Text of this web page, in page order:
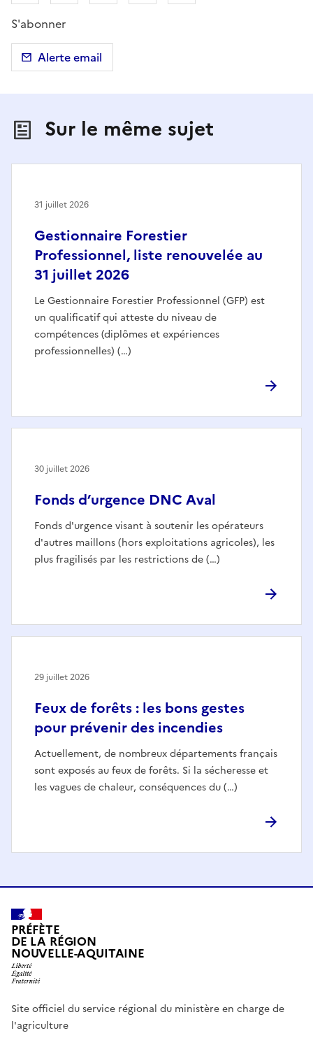
S'abonner
Alerte email
Sur le même sujet
Gestionnaire Forestier
Professionnel, liste renouvelée au
31 juillet 2026
Le Gestionnaire Forestier Professionnel (GFP) est
un qualificatif qui atteste du niveau de
compétences (diplômes et expériences
professionnelles) (…)
31 juillet 2026
Fonds d’urgence DNC Aval
Fonds d'urgence visant à soutenir les opérateurs
d'autres maillons (hors exploitations agricoles), les
plus fragilisés par les restrictions de (…)
30 juillet 2026
Feux de forêts : les bons gestes
pour prévenir des incendies
Actuellement, de nombreux départements français
sont exposés au feux de forêts. Si la sécheresse et
les vagues de chaleur, conséquences du (…)
29 juillet 2026
PRÉFÈTE
DE LA RÉGION
NOUVELLE-AQUITAINE
Site officiel du service régional du ministère en charge de
l'agriculture